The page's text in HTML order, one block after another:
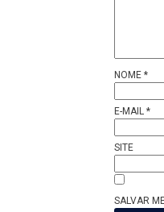
NOME *
E-MAIL *
SITE
SALVAR